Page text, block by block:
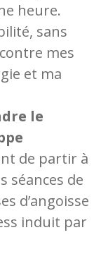
heure.
sans
mes
et ma
le
de partir à
séances de
d’angoisse
induit par